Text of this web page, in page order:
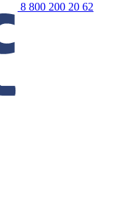
8 800 200 20 62